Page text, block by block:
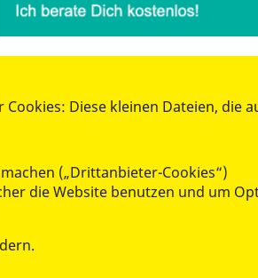
Mitglied werden
Diese kleinen Dateien, die
(„Drittanbieter-Cookies“)
die Website benutzen und um